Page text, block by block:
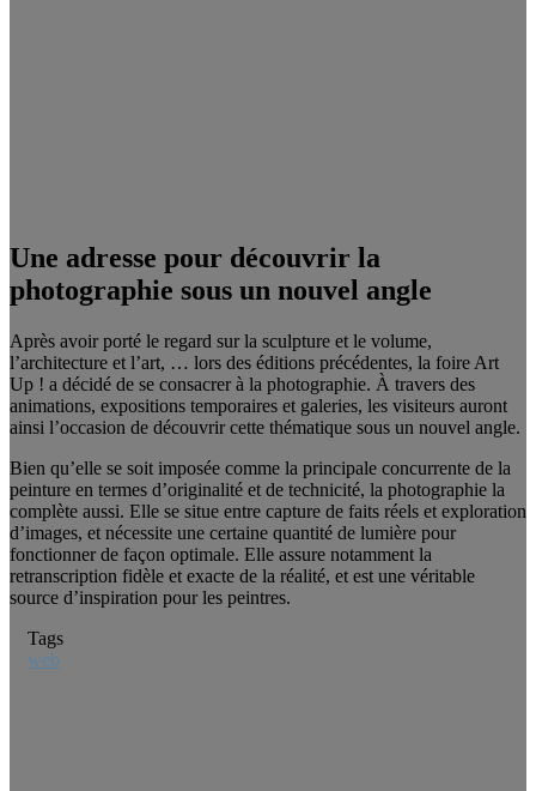
Une adresse pour découvrir la
photographie sous un nouvel angle
Après avoir porté le regard sur la sculpture et le volume,
l’architecture et l’art, … lors des éditions précédentes, la foire Art
Up ! a décidé de se consacrer à la photographie. À travers des
animations, expositions temporaires et galeries, les visiteurs auront
ainsi l’occasion de découvrir cette thématique sous un nouvel angle.
Bien qu’elle se soit imposée comme la principale concurrente de la
peinture en termes d’originalité et de technicité, la photographie la
complète aussi. Elle se situe entre capture de faits réels et exploration
d’images, et nécessite une certaine quantité de lumière pour
fonctionner de façon optimale. Elle assure notamment la
retranscription fidèle et exacte de la réalité, et est une véritable
source d’inspiration pour les peintres.
Tags
web